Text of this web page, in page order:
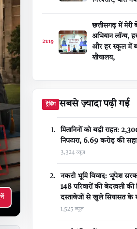
21:19
छत्तीसगढ़ में मेरी
अभियान लॉन्च,
और हर स्कूल में
शौचालय,
ट्रेंडिंग सबसे ज़्यादा पढ़ी गई
मितानिनों को बड़ी राहत:
निपटारा, ₹6.69 करोड़ की
3,324 व्यूज़
नकटी भूमि विवाद: भूपेश
148 परिवारों की बेदखली की
दस्तावेजों से खुले सियासत के
1,525 व्यूज़